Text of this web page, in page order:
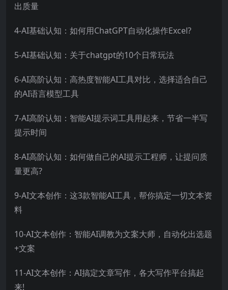
出质量
4-AI基础认知：如何用ChatGPT自动化操作Excel?
5-AI基础认知：关于chatgpt的10个日常玩法
6-AI高阶认知：高热度智能AI工具对比，选择适合自己
的AI语言模型工具
7-AI高阶认知：智能AI提示词工具用起来，节省一半写
提示时间
8-AI高阶认知：如何做自己的AI提示工程师，让提问质
量更高?
9-AI文本创作：这3款智能AI工具，帮你搞定一切文本资
料
10-AI文本创作：智能AI调教为文案大师，自动化出选题
+文案
11-AI文本创作：AI搞定文章写作，各大写作平台搞起
来!